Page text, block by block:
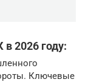
2026 году:
Ключевые